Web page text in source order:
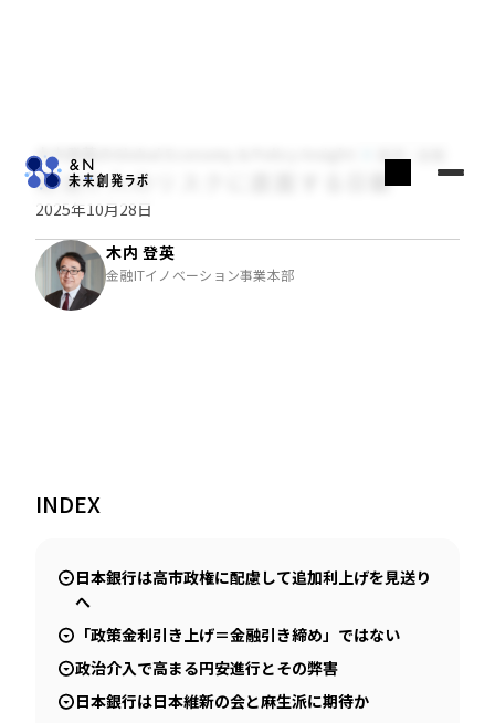
木内登英のGlobal Economy & Policy Insight
政治介入のリスクに直面する日銀
2025年10月28日
木内 登英
金融ITイノベーション事業本部
INDEX
日本銀行は高市政権に配慮して追加利上げを見送り
へ
「政策金利引き上げ＝金融引き締め」ではない
政治介入で高まる円安進行とその弊害
日本銀行は日本維新の会と麻生派に期待か